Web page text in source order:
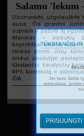
Užsimerkite, užgniaužkite
ausis. Čia įprastos
suprasti ir pažinti šį
Marokas – stebuklų
beprotiškai kaitina, vėjas
rankas glosto Jūsų
niekur pasaulyje
tūkstančio karalysčių
RPG kontekstą ir
ČIA.
TŪKSTANČIO IR
Jei tavo širdis
stebuklais, junkis
PRISIJUNGTI